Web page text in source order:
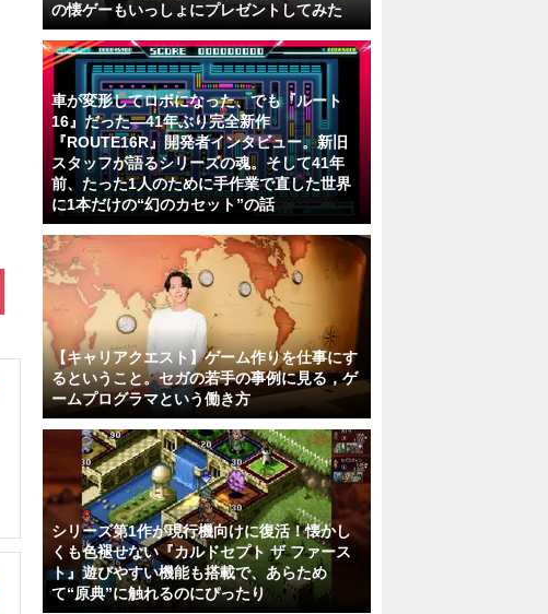
の懐ゲーもいっしょにプレゼントしてみた
車が変形してロボになった、でも『ルート
16』だった―41年ぶり完全新作
『ROUTE16R』開発者インタビュー。新旧
スタッフが語るシリーズの魂。そして41年
前、たった1人のために手作業で直した世界
に1本だけの“幻のカセット”の話
【キャリアクエスト】ゲーム作りを仕事にす
るということ。セガの若手の事例に見る，ゲ
ームプログラマという働き方
シリーズ第1作が現行機向けに復活！懐かし
くも色褪せない『カルドセプト ザ ファース
ト』遊びやすい機能も搭載で、あらため
て“原典”に触れるのにぴったり